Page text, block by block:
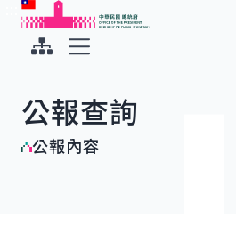
跳到主要內容
中華民國總統府
公報查詢
公報內容